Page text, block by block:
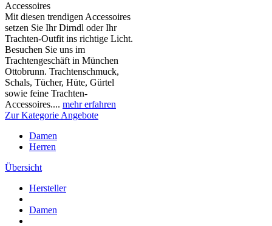
Accessoires
Mit diesen trendigen Accessoires
setzen Sie Ihr Dirndl oder Ihr
Trachten-Outfit ins richtige Licht.
Besuchen Sie uns im
Trachtengeschäft in München
Ottobrunn. Trachtenschmuck,
Schals, Tücher, Hüte, Gürtel
sowie feine Trachten-
Accessoires.... mehr erfahren
Zur Kategorie Angebote
Damen
Herren
Übersicht
Hersteller
Damen